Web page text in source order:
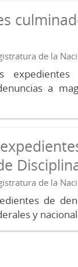
de la
expedientes
a
de la
de
y